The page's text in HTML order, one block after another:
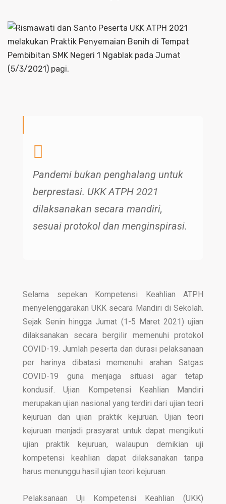
Pandemi bukan penghalang untuk
berprestasi. UKK ATPH 2021
dilaksanakan secara mandiri,
sesuai protokol dan menginspirasi.
Selama sepekan Kompetensi Keahlian ATPH
menyelenggarakan UKK secara Mandiri di Sekolah.
Sejak Senin hingga Jumat (1-5 Maret 2021) ujian
dilaksanakan secara bergilir memenuhi protokol
COVID-19. Jumlah peserta dan durasi pelaksanaan
per harinya dibatasi memenuhi arahan Satgas
COVID-19 guna menjaga situasi agar tetap
kondusif. Ujian Kompetensi Keahlian Mandiri
merupakan ujian nasional yang terdiri dari ujian teori
kejuruan dan ujian praktik kejuruan. Ujian teori
kejuruan menjadi prasyarat untuk dapat mengikuti
ujian praktik kejuruan, walaupun demikian uji
kompetensi keahlian dapat dilaksanakan tanpa
harus menunggu hasil ujian teori kejuruan.
Pelaksanaan Uji Kompetensi Keahlian (UKK)